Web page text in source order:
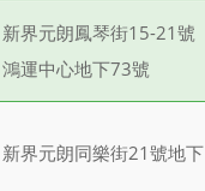
新界元朗鳳琴街15-21號
鴻運中心地下73號
新界元朗同樂街21號地下